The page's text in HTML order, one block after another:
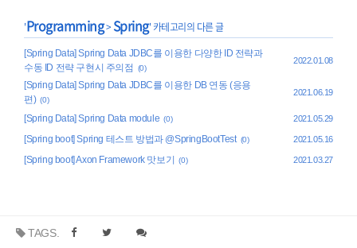
'Programming>Spring' 카테고리의 다른 글
[Spring Data] Spring Data JDBC를 이용한 다양한 ID 전략과
수동 ID 전략 구현시 주의점
(0)
2022.01.08
[Spring Data] Spring Data JDBC를 이용한 DB 연동 (응용
편) (0)
2021.06.19
[Spring Data] Spring Data module (0) 2021.05.29
[Spring boot] Spring 테스트 방법과 @SpringBootTest (0) 2021.05.16
[Spring boot] Axon Framework 맛보기 (0) 2021.03.27
TAGS.